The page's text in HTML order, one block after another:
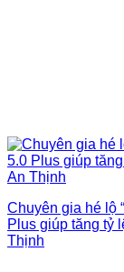
Chuyên gia hé lộ
Plus giúp tăng tỷ
Thịnh